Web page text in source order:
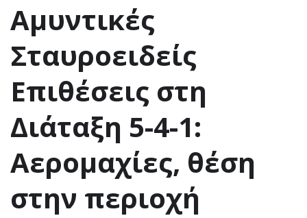
Αμυντικές
Σταυροειδείς
Επιθέσεις στη
Διάταξη 5-4-1:
Αερομαχίες, θέση
στην περιοχή